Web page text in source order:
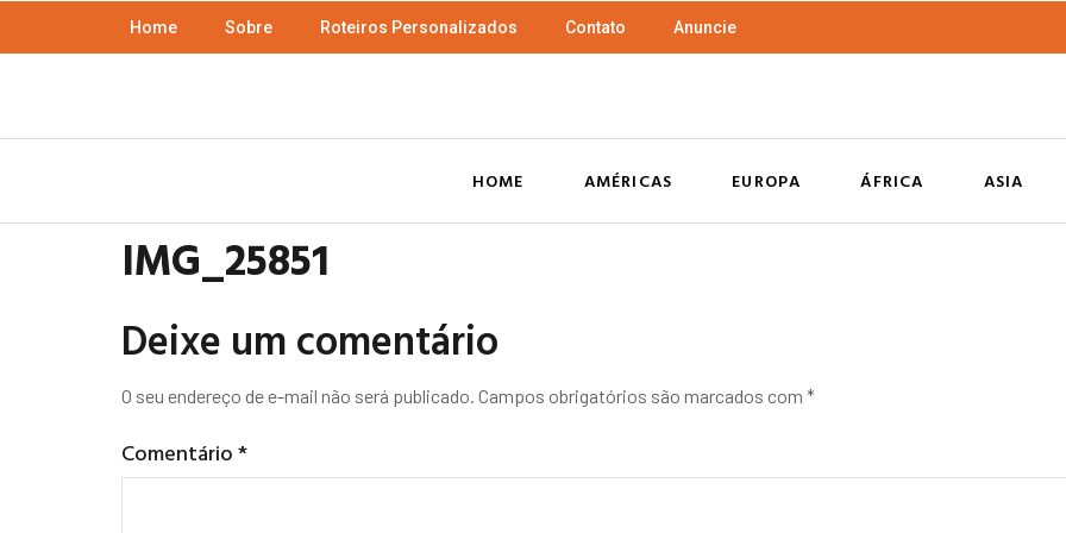
Home Sobre Roteiros Personalizados Contato Anuncie
HOME AMÉRICAS EUROPA ÁFRICA ASIA
IMG_25851
Deixe um comentário
O seu endereço de e-mail não será publicado. Campos obrigatórios são marcados com *
Comentário*